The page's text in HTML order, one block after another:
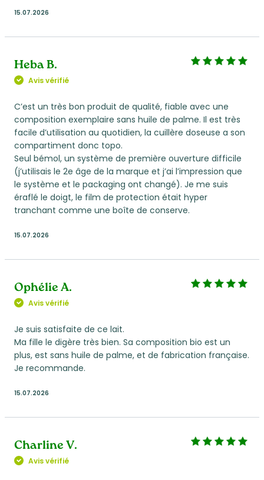
15.07.2026
Heba B.
Avis vérifié
C’est un très bon produit de qualité, fiable avec une
composition exemplaire sans huile de palme. Il est très
facile d’utilisation au quotidien, la cuillère doseuse a son
compartiment donc topo.
Seul bémol, un système de première ouverture difficile
(j’utilisais le 2e âge de la marque et j’ai l’impression que
le système et le packaging ont changé). Je me suis
éraflé le doigt, le film de protection était hyper
tranchant comme une boîte de conserve.
15.07.2026
Ophélie A.
Avis vérifié
Je suis satisfaite de ce lait.
Ma fille le digère très bien. Sa composition bio est un
plus, est sans huile de palme, et de fabrication française.
Je recommande.
15.07.2026
Charline V.
Avis vérifié